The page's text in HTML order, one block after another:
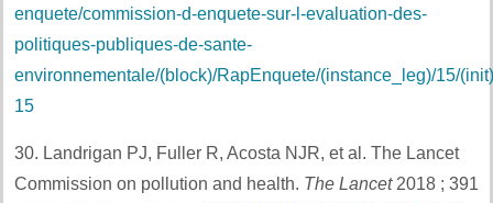
enquete/commission-d-enquete-sur-l-evaluation-des-
politiques-publiques-de-sante-
environnementale/(block)/RapEnquete/(instance_leg)/15/
15
30. Landrigan PJ, Fuller R, Acosta NJR, et al. The Lancet
Commission on pollution and health. The Lancet 2018 ; 391